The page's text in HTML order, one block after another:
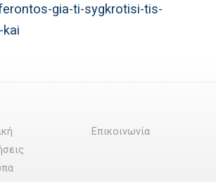
gia-ti-sygkrotisi-tis-
Επικοινωνία